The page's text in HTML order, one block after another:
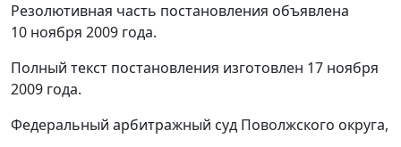
Резолютивная часть постановления объявлена
10 ноября 2009 года.
Полный текст постановления изготовлен 17 ноября
2009 года.
Федеральный арбитражный суд Поволжского округа,